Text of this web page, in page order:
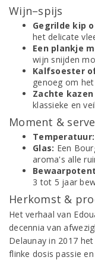
Wijn–spijs
Gegrilde kip
het delicate
Een plankje
wijn snijden
Kalfsoester
genoeg om
Zachte
klassieke en
Moment &
Temperatuur:
Glas: Een
aroma's alle
3 tot 5 jaar
Herkomst &
Het verhaal van
decennia van
Delaunay in 2017
flinke dosis passie